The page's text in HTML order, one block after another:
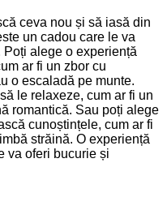
ceva nou și să iasă din
un cadou care le va
Poți alege o experiență
ar fi un zbor cu
o escaladă pe munte.
le relaxeze, cum ar fi un
romantică. Sau poți alege
cunoștințele, cum ar fi
străină. O experiență
va oferi bucurie și